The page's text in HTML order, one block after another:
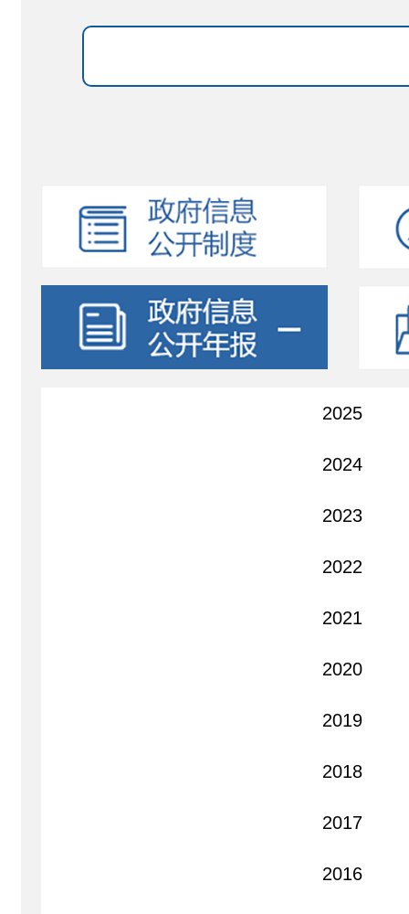
2025
2024
2023
2022
2021
2020
2019
2018
2017
2016